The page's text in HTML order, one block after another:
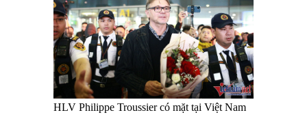
HLV Philippe Troussier có mặt tại Việt Nam